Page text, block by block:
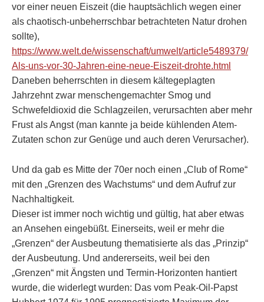
vor einer neuen Eiszeit (die hauptsächlich wegen einer
als chaotisch-unbeherrschbar betrachteten Natur drohen
sollte),
https://www.welt.de/wissenschaft/umwelt/article5489379/
Als-uns-vor-30-Jahren-eine-neue-Eiszeit-drohte.html
Daneben beherrschten in diesem kältegeplagten
Jahrzehnt zwar menschengemachter Smog und
Schwefeldioxid die Schlagzeilen, verursachten aber mehr
Frust als Angst (man kannte ja beide kühlenden Atem-
Zutaten schon zur Genüge und auch deren Verursacher).
Und da gab es Mitte der 70er noch einen „Club of Rome“
mit den „Grenzen des Wachstums“ und dem Aufruf zur
Nachhaltigkeit.
Dieser ist immer noch wichtig und gültig, hat aber etwas
an Ansehen eingebüßt. Einerseits, weil er mehr die
„Grenzen“ der Ausbeutung thematisierte als das „Prinzip“
der Ausbeutung. Und andererseits, weil bei den
„Grenzen“ mit Ängsten und Termin-Horizonten hantiert
wurde, die widerlegt wurden: Das vom Peak-Oil-Papst